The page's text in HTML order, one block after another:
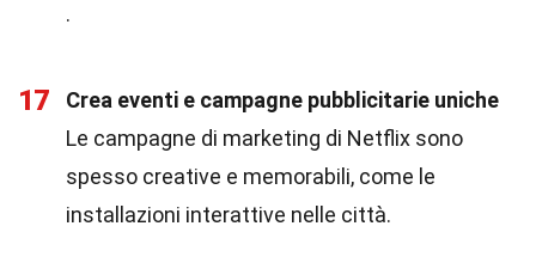
.
17
Crea eventi e campagne pubblicitarie uniche
Le campagne di marketing di Netflix sono
spesso creative e memorabili, come le
installazioni interattive nelle città.